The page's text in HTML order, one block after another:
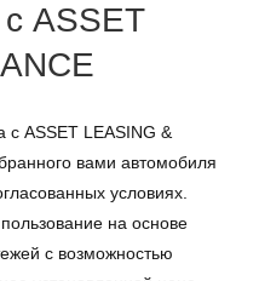
ASSET
ASSET LEASING &
вами автомобиля
условиях.
на основе
с возможностью